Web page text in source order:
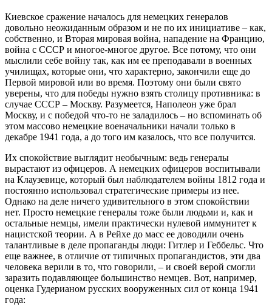
Киевское сражение началось для немецких генералов
довольно неожиданным образом и не по их инициативе – как,
собственно, и Вторая мировая война, нападение на Францию,
война с СССР и многое-многое другое. Все потому, что они
мыслили себе войну так, как им ее преподавали в военных
училищах, которые они, что характерно, закончили еще до
Первой мировой или во время. Поэтому они были свято
уверены, что для победы нужно взять столицу противника: в
случае СССР – Москву. Разумеется, Наполеон уже брал
Москву, и с победой что-то не заладилось – но вспоминать об
этом массово немецкие военачальники начали только в
декабре 1941 года, а до того им казалось, что все получится.
Их спокойствие выглядит необычным: ведь генералы
вырастают из офицеров. А немецких офицеров воспитывали
на Клаузевице, который был наблюдателем войны 1812 года и
постоянно использовал стратегические примеры из нее.
Однако на деле ничего удивительного в этом спокойствии
нет. Просто немецкие генералы тоже были людьми и, как и
остальные немцы, имели практически нулевой иммунитет к
нацистской теории. А в Рейхе до масс ее доводили очень
талантливые в деле пропаганды люди: Гитлер и Геббельс. Что
еще важнее, в отличие от типичных пропагандистов, эти два
человека верили в то, что говорили, – и своей верой смогли
заразить подавляющее большинство немцев. Вот, например,
оценка Гудерианом русских вооруженных сил от конца 1941
года: